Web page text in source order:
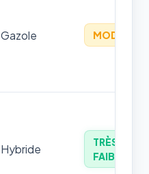
Gazole MODÉRÉ
Hybride
TRÈS
FAIBLE